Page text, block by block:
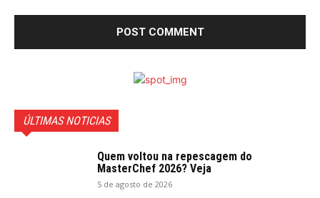
ÚLTIMAS NOTICIAS
Quem voltou na repescagem do
MasterChef 2026? Veja
5 de agosto de 2026